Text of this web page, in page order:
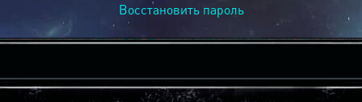
Восстановить пароль